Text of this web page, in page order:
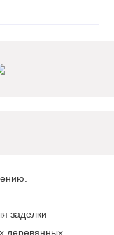
заделки
деревянных